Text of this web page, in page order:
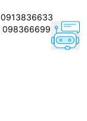
0913836633
0983666996